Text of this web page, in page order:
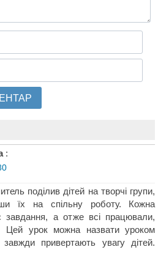
:
поділив дітей на творчі групи,
їх на спільну роботу. Кожна
завдання, а отже всі працювали,
Цей урок можна назвати уроком
привертають увагу дітей.